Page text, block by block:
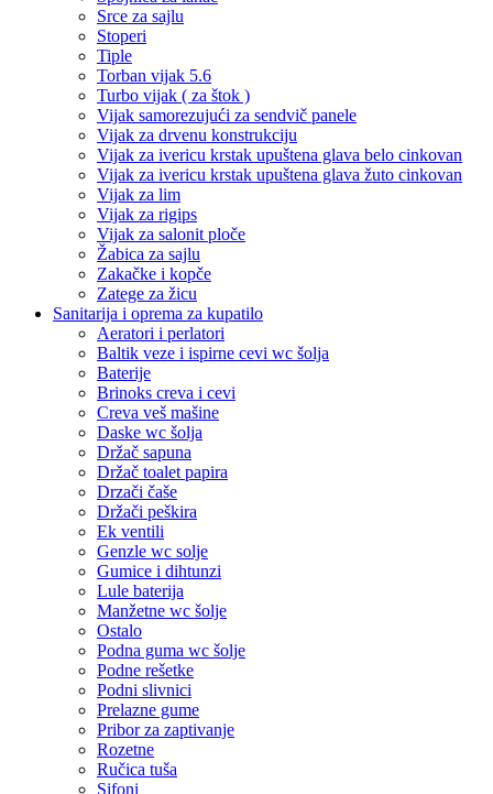
Srce za sajlu
Stoperi
Tiple
Torban vijak 5.6
Turbo vijak ( za štok )
Vijak samorezujući za sendvič panele
Vijak za drvenu konstrukciju
Vijak za ivericu krstak upuštena glava belo cinkovan
Vijak za ivericu krstak upuštena glava žuto cinkovan
Vijak za lim
Vijak za rigips
Vijak za salonit ploče
Žabica za sajlu
Zakačke i kopče
Zatege za žicu
Sanitarija i oprema za kupatilo
Aeratori i perlatori
Baltik veze i ispirne cevi wc šolja
Baterije
Brinoks creva i cevi
Creva veš mašine
Daske wc šolja
Držač sapuna
Držač toalet papira
Drzači čaše
Držači peškira
Ek ventili
Genzle wc solje
Gumice i dihtunzi
Lule baterija
Manžetne wc šolje
Ostalo
Podna guma wc šolje
Podne rešetke
Podni slivnici
Prelazne gume
Pribor za zaptivanje
Rozetne
Ručica tuša
Sifoni